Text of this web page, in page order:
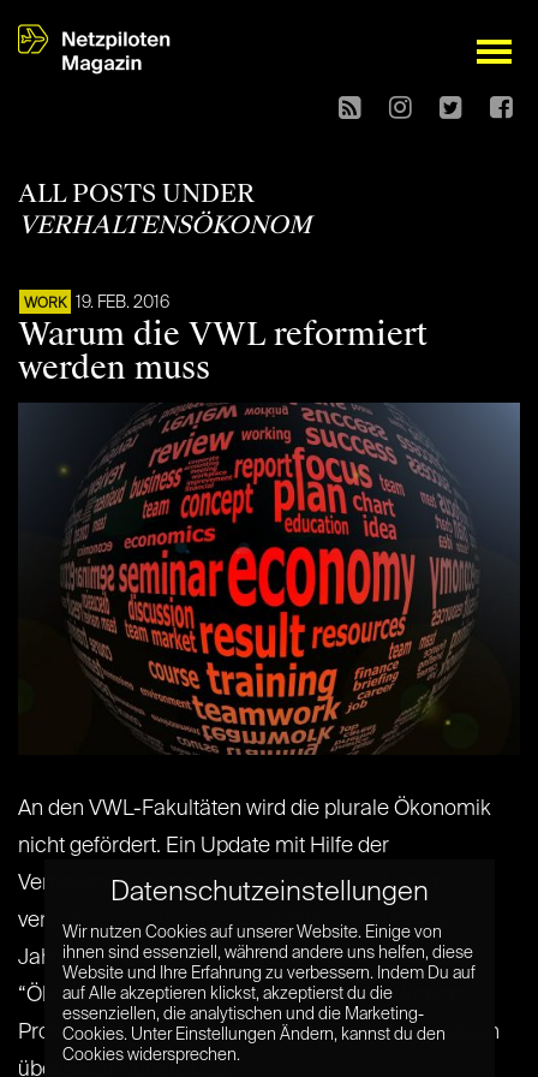
open
ALL POSTS UNDER
VERHALTENSÖKONOM
WORK 19. FEB. 2016
Warum die VWL reformiert
werden muss
An den VWL-Fakultäten wird die plurale Ökonomik
nicht gefördert. Ein Update mit Hilfe der
Verhaltensökonomie wäre von Nöten. Warum
verschiedene Ansätze so wichtig sind. Vor vier
Jahren hat mich auf der Frankfurter Fachtagung
“Ökonomie neu denken” der Verhaltensökonom
Professor Armin Falk von der Uni Bonn am meisten
überzeugt – und[...] [...]
Datenschutzeinstellungen
Wir nutzen Cookies auf unserer Website. Einige von
ihnen sind essenziell, während andere uns helfen, diese
Website und Ihre Erfahrung zu verbessern. Indem Du auf
auf Alle akzeptieren klickst, akzeptierst du die
essenziellen, die analytischen und die Marketing-
Cookies. Unter Einstellungen Ändern, kannst du den
Cookies widersprechen.